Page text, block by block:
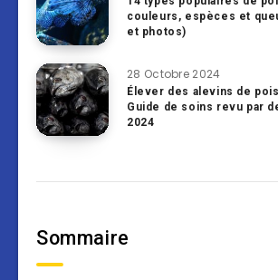
couleurs, espèces et
et photos)
28 Octobre 2024
Élever des alevins de
Guide de soins revu par
2024
Sommaire